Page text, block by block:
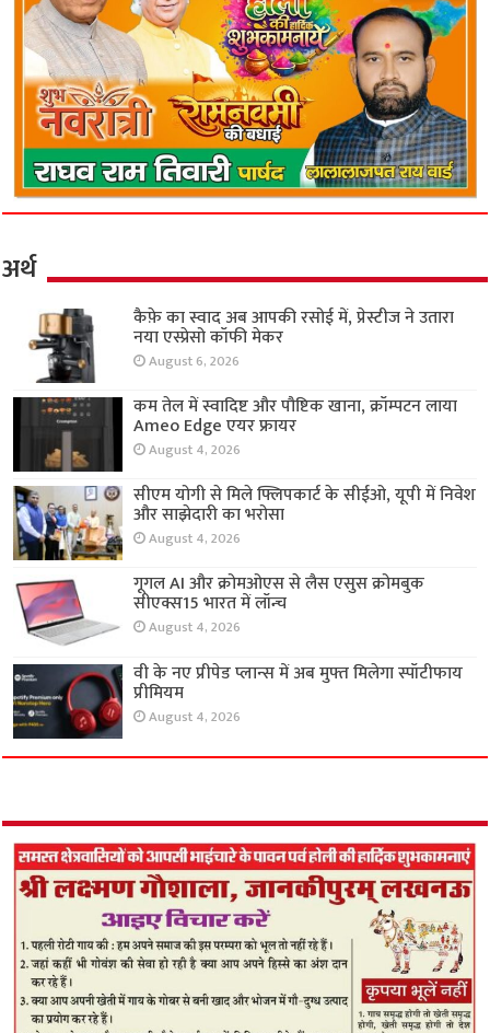
अर्थ
कैफ़े का स्वाद अब आपकी रसोई में, प्रेस्टीज ने उतारा
नया एस्प्रेसो कॉफी मेकर
August 6, 2026
कम तेल में स्वादिष्ट और पौष्टिक खाना, क्रॉम्पटन लाया
Ameo Edge एयर फ्रायर
August 4, 2026
सीएम योगी से मिले फ्लिपकार्ट के सीईओ, यूपी में निवेश
और साझेदारी का भरोसा
August 4, 2026
गूगल AI और क्रोमओएस से लैस एसुस क्रोमबुक
सीएक्स15 भारत में लॉन्च
August 4, 2026
वी के नए प्रीपेड प्लान्स में अब मुफ्त मिलेगा स्पॉटीफाय
प्रीमियम
August 4, 2026